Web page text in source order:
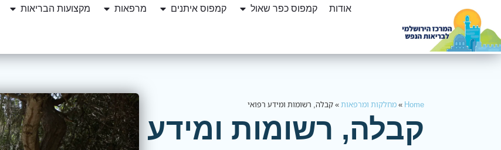
אודות קמפוס כפר שאול קמפוס איתנים מרפאות מקצועות הבריאות
Home
»מחלקות ומרפאות»קבלה, רשומות ומידע רפואי
קבלה, רשומות ומידע